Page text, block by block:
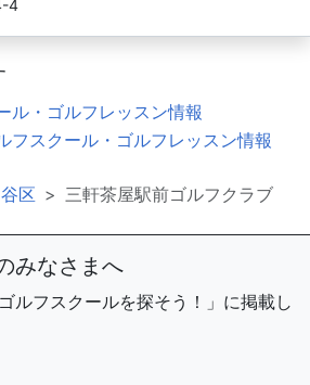
4
ル・ゴルフレッスン情報
フスクール・ゴルフレッスン情報
区 三軒茶屋駅前ゴルフクラブ
みなさまへ
ルフスクールを探そう！」に掲載し